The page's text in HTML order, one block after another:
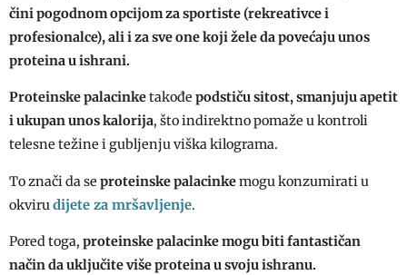
čini pogodnom opcijom za sportiste (rekreativce i
profesionalce), ali i za sve one koji žele da povećaju unos
proteina u ishrani.
Proteinske palacinketakođe podstiču sitost, smanjuju apetit
i ukupan unos kalorija, što indirektno pomaže u kontroli
telesne težine i gubljenju viška kilograma.
To znači da se proteinske palacinkemogu konzumirati u
okvirudijete za mršavljenje.
Pored toga, proteinske palacinkemogu biti fantastičan
način da uključite više proteina u svoju ishranu.